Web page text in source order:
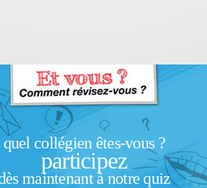
quel collégien êtes-vous ?
participez
maintenant à notre quiz